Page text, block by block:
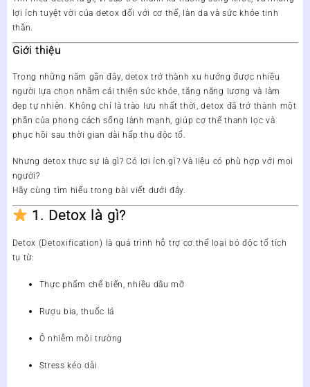
lợi ích tuyệt vời của detox đối với cơ thể, làn da và sức khỏe tinh
thần.
Giới thiệu
Trong những năm gần đây, detox trở thành xu hướng được nhiều
người lựa chọn nhằm cải thiện sức khỏe, tăng năng lượng và làm
đẹp tự nhiên. Không chỉ là trào lưu nhất thời, detox đã trở thành một
phần của phong cách sống lành mạnh, giúp cơ thể thanh lọc và
phục hồi sau thời gian dài hấp thụ độc tố.
Nhưng detox thực sự là gì? Có lợi ích gì? Và liệu có phù hợp với mọi
người?
Hãy cùng tìm hiểu trong bài viết dưới đây.
1. Detox là gì?
Detox (Detoxification)
là quá trình hỗ trợ cơ thể loại bỏ độc tố tích
tụ từ:
Thực phẩm chế biến, nhiều dầu mỡ
Rượu bia, thuốc lá
Ô nhiễm môi trường
Stress kéo dài